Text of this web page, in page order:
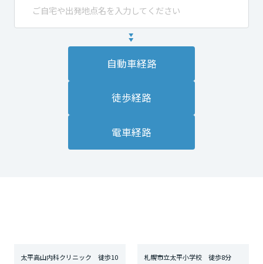
自動車経路
徒歩経路
電車経路
太平高山内科クリニック 徒歩10
札幌市立太平小学校 徒歩8分